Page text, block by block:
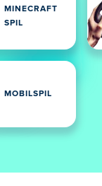
MINECRAFT
SPIL
MOBILSPIL